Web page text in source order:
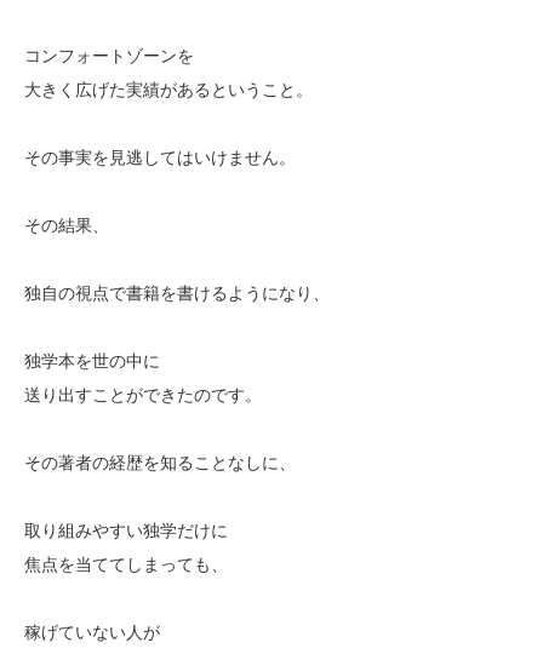
コンフォートゾーンを
大きく広げた実績があるということ。
その事実を見逃してはいけません。
その結果、
独自の視点で書籍を書けるようになり、
独学本を世の中に
送り出すことができたのです。
その著者の経歴を知ることなしに、
取り組みやすい独学だけに
焦点を当ててしまっても、
稼げていない人が